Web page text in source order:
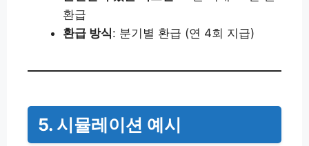
환급
환급 방식: 분기별 환급 (연 4회 지급)
5. 시뮬레이션 예시